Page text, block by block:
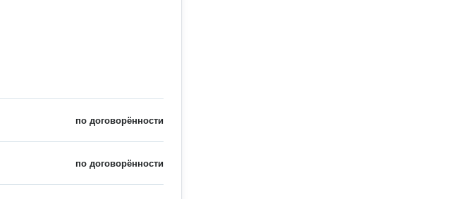
по договорённости
по договорённости